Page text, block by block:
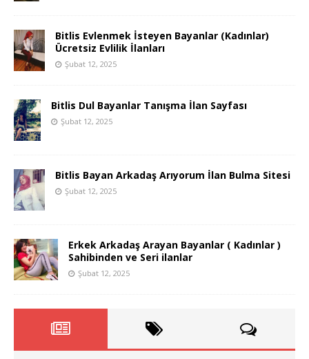
Bitlis Evlenmek İsteyen Bayanlar (Kadınlar)
Ücretsiz Evlilik İlanları
Şubat 12, 2025
Bitlis Dul Bayanlar Tanışma İlan Sayfası
Şubat 12, 2025
Bitlis Bayan Arkadaş Arıyorum İlan Bulma Sitesi
Şubat 12, 2025
Erkek Arkadaş Arayan Bayanlar ( Kadınlar )
Sahibinden ve Seri ilanlar
Şubat 12, 2025